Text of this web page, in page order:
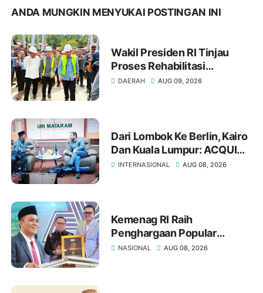
ANDA MUNGKIN MENYUKAI POSTINGAN INI
Wakil Presiden RI Tinjau
Proses Rehabilitasi
Jembatan Lumut, Dorong
DAERAH AUG 09, 2026
Dari Lombok Ke Berlin, Kairo
Dan Kuala Lumpur: ACQUIN
Buka Jalan UIN Mataram
INTERNASIONAL AUG 08, 2026
Kemenag RI Raih
Penghargaan Popular
Government Institution
NASIONAL AUG 08, 2026